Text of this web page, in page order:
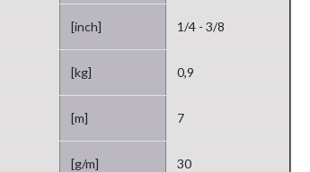
[inch] 1/4 - 3/8
[kg] 0,9
[m] 7
[g/m] 30